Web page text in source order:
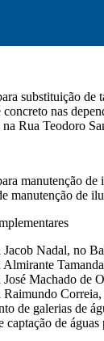
substituição de
nas
na Rua Teodoro
manutenção
manutenção de
Jacob Nadal, no
Almirante
José Machado de
Raimundo
de galerias de
captação de